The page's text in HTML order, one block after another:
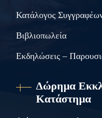
Κατάλογος
Βιβλιοπωλεία
Εκδηλώσεις –
Δώρημα
Κατάστημα